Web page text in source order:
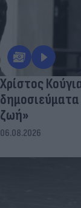
Χρίστος
ζωή»
06.08.2026